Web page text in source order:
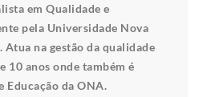
em Qualidade e
pela Universidade Nova
Atua na gestão da qualidade
10 anos onde também é
Educação da ONA.